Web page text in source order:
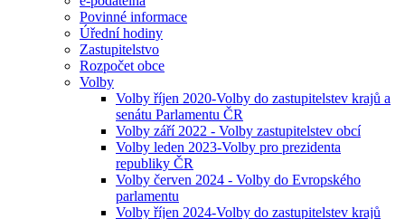
Povinné informace
Úřední hodiny
Zastupitelstvo
Rozpočet obce
Volby
Volby říjen 2020-Volby do zastupitelstev krajů a
senátu Parlamentu ČR
Volby září 2022 - Volby zastupitelstev obcí
Volby leden 2023-Volby pro prezidenta
republiky ČR
Volby červen 2024 - Volby do Evropského
parlamentu
Volby říjen 2024-Volby do zastupitelstev krajů